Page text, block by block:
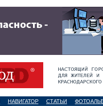
НАВИГАТОР СТАТЬИ